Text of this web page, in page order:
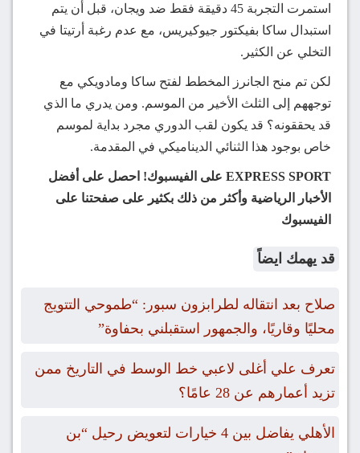
استمرت التجربة 45 دقيقة فقط ضد ويجان، قبل أن يتم
استبدال ساكا بفيكتور جيوكيريس، مع عدم رغبة أرتيتا في
التخلي عن الكثير.
لكن تم منح الجانرز المخطط لفتح ساكا ومادويكي مع
توجههم إلى الثلث الأخير من الموسم. ومن يدري ما الذي
قد يحققونه؟ قد يكون لقب الدوري مجرد بداية لموسم
خاص بوجود هذا الثنائي الديناميكي في المقدمة.
EXPRESS SPORT على الفيسبوك!
احصل على أفضل
الأخبار الرياضية وأكثر من ذلك بكثير على صفحتنا على
الفيسبوك
قد يهمك ايضاً
صلاح بعد انتقاله لطرابزون سبور: “طموحي التتويج
محليًا وقاريًا، والجمهور استقبلني بحفاوة”
تعرف علي أغلى لاعبي خط الوسط في التاريخ ممن
تزيد أعمارهم عن 28 عامًا؟
الأهلي يفاضل بين 4 خيارات لتعويض رحيل “بن